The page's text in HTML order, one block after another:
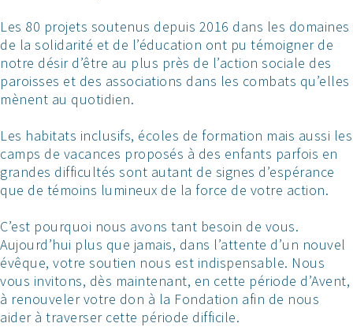
Les 80 projets soutenus depuis 2016 dans les domaines
de la solidarité et de l’éducation ont pu témoigner de
notre désir d’être au plus près de l’action sociale des
paroisses et des associations dans les combats qu’elles
mènent au quotidien.
Les habitats inclusifs, écoles de formation mais aussi les
camps de vacances proposés à des enfants parfois en
grandes difficultés sont autant de signes d’espérance
que de témoins lumineux de la force de votre action.
C’est pourquoi nous avons tant besoin de vous.
Aujourd’hui plus que jamais, dans l’attente d’un nouvel
évêque, votre soutien nous est indispensable. Nous
vous invitons, dès maintenant, en cette période d’Avent,
à renouveler votre don à la Fondation afin de nous
aider à traverser cette période difficile.